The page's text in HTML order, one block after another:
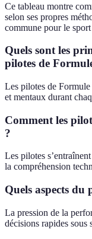
Ce tableau montre
selon ses propres
commune pour le
Quels sont les
pilotes de
Les pilotes de
et mentaux durant
Comment les
?
Les pilotes
la compréhension
Quels aspects du
La pression de la
décisions rapides sous